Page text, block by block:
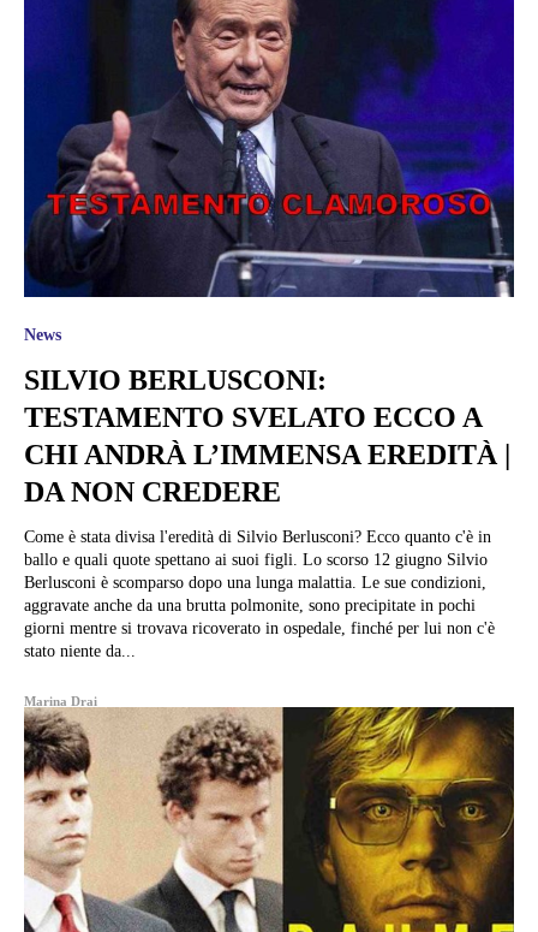
News
SILVIO BERLUSCONI:
TESTAMENTO SVELATO ECCO A
CHI ANDRÀ L’IMMENSA EREDITÀ |
DA NON CREDERE
Come è stata divisa l'eredità di Silvio Berlusconi? Ecco quanto c'è in
ballo e quali quote spettano ai suoi figli. Lo scorso 12 giugno Silvio
Berlusconi è scomparso dopo una lunga malattia. Le sue condizioni,
aggravate anche da una brutta polmonite, sono precipitate in pochi
giorni mentre si trovava ricoverato in ospedale, finché per lui non c'è
stato niente da...
Marina Drai